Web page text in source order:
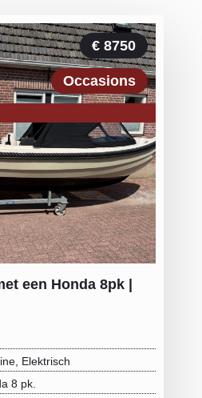
€ 8750
Occasions
een Honda 8pk |
Elektrisch
8 pk.